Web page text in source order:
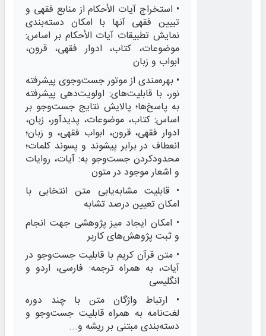
• استخراج آیات الأحکام از منابع فقهی و
تبيين فقهی آنها با امکان دسته‌بندی
نمایش تطبیقات آیات الأحکام بر اساس:
موضوعات، کتاب، ادوار فقهی، قرون،
ابواب و زبان
• بهره‌مندی از موتور جست‌وجوی پیشرفته
نور، با قابلیت‌های: اولویت‌دهی پیشرفته
به پاسخ‌ها؛ پالایش نتایج جست‌وجو بر
اساس: کتاب، موضوعات، پدیدآور، زبان،
ادوار فقهی، قرون، ابواب فقهی، و زبان؛
انعطاف در برابر پیشوند و پسوند کلمات؛
محدودکردن جست‌وجو به: آیات، روایات
و اشعار موجود در متون
• قابلیت مشابه‌‎یابی متن انتخابی با
امکان تعیین درصد تشابه
• امکان ایجاد میز پژوهشی جهت انجام
و ثبت پژوهش‌های کاربر
• متن قرآن کریم با قابلیت جست‌وجو در
آیات، به همراه ترجمه: فارسی، اردو و
انگلیسی
• ارتباط واژگان متن با چند دوره
لغت‌نامه به همراه قابلیت جست‌وجو و
دسته‌بندی مبتنی بر ریشه و...